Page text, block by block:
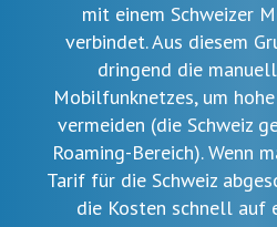
mit einem Schweizer
verbindet. Aus diesem
dringend die
Mobilfunknetzes, um
vermeiden (die Schweiz
Roaming-Bereich). Wenn
Tarif für die Schweiz
die Kosten schnell auf